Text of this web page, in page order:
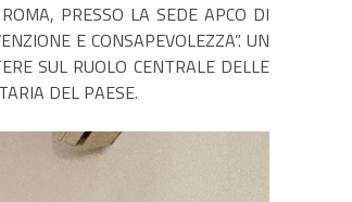
PRESSO LA SEDE APCO DI
E CONSAPEVOLEZZA”. UN
SUL RUOLO CENTRALE DELLE
DEL PAESE.